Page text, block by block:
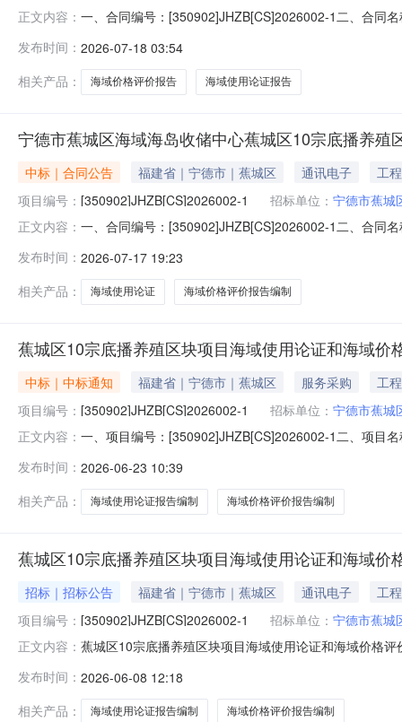
正文内容： 一、合同编号：[350902]JHZB[CS]2026002-1二、合同
收储中心地址：宁德市蕉城区蕉城南路58号6层联系方
发布时间： 2026-07-18 03:54
相关产品：
海域价格评价报告 海域使用论证报告
宁德市蕉城区海域海岛收储中心蕉城区10宗底播养
中标｜合同公告 福建省｜宁德市｜蕉城区 通讯电子
工程
项目编号： [350902]JHZB[CS]2026002-1 招标单位： 宁德市蕉城
正文内容： 一、合同编号：[350902]JHZB[CS]2026002-1二、合同
储中心地址：宁德市蕉城区蕉城南路58号6层联系方式
发布时间： 2026-07-17 19:23
相关产品：
海域使用论证 海域价格评价报告编制
蕉城区10宗底播养殖区块项目海域使用论证和海域
中标｜中标通知 福建省｜宁德市｜蕉城区 服务采购
工程
项目编号： [350902]JHZB[CS]2026002-1 招标单位： 宁德市蕉城
正文内容： 一、项目编号：[350902]JHZB[CS]2026002-1二、项目
服务要求服务时间服务标准金额(元)1-1其他专业技术服
发布时间： 2026-06-23 10:39
相关产品：
海域使用论证报告编制 海域价格评价报告编制
蕉城区10宗底播养殖区块项目海域使用论证和海域
招标｜招标公告 福建省｜宁德市｜蕉城区 通讯电子
工程
项目编号： [350902]JHZB[CS]2026002-1 招标单位： 宁德市蕉城
正文内容： 蕉城区10宗底播养殖区块项目海域使用论证和海域价格
底播养殖区块项目海域使用论证和海域价格评价报告编
发布时间： 2026-06-08 12:18
相关产品：
海域使用论证报告编制 海域价格评价报告编制